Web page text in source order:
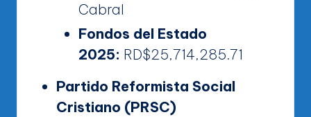
Cabral
Fondos del Estado
2025: RD$25,714,285.71
Partido Reformista Social
Cristiano (PRSC)